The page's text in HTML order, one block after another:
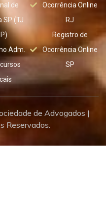
de
SP (TJ
Adm.
Ocorrência Online
RJ
Registro de
Ocorrência Online
SP
de Advogados |
Reservados.